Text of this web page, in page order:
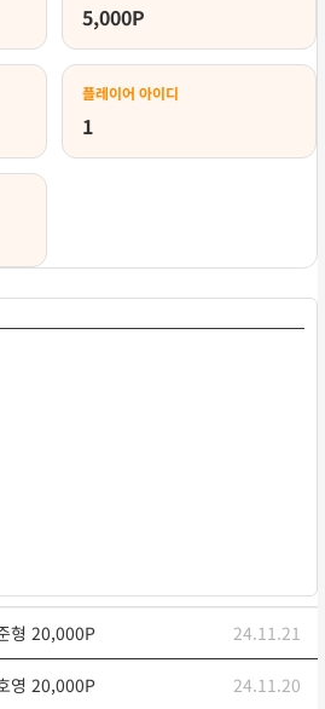
5,000P
플레이어 아이디
1
형 20,000P 24.11.21
영 20,000P 24.11.20